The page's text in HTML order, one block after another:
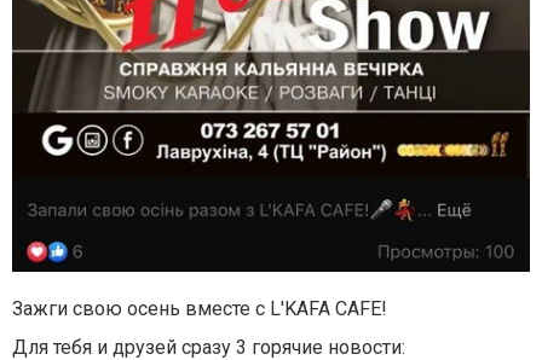
Зажги свою осень вместе с L'KAFA CAFE!
Для тебя и друзей сразу 3 горячие новости: